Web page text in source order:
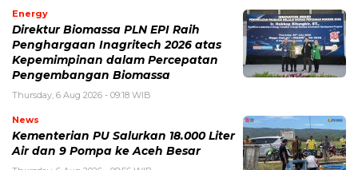
Energy
Direktur Biomassa PLN EPI Raih
Penghargaan Inagritech 2026 atas
Kepemimpinan dalam Percepatan
Pengembangan Biomassa
Thursday, 6 Aug 2026 - 09:18 WIB
News
Kementerian PU Salurkan 18.000 Liter
Air dan 9 Pompa ke Aceh Besar